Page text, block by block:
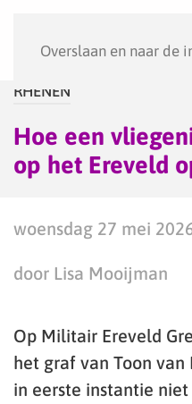
Overslaan en naar de
RHENEN
Hoe een
op het Ereveld
woensdag 27 mei
door Lisa Mooijman
Op Militair Ereveld
het graf van Toon
in eerste instantie